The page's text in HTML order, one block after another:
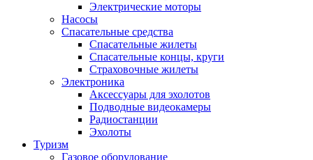
Электрические моторы
Насосы
Спасательные средства
Спасательные жилеты
Спасательные концы, круги
Страховочные жилеты
Электроника
Аксессуары для эхолотов
Подводные видеокамеры
Радиостанции
Эхолоты
Туризм
Газовое оборудование